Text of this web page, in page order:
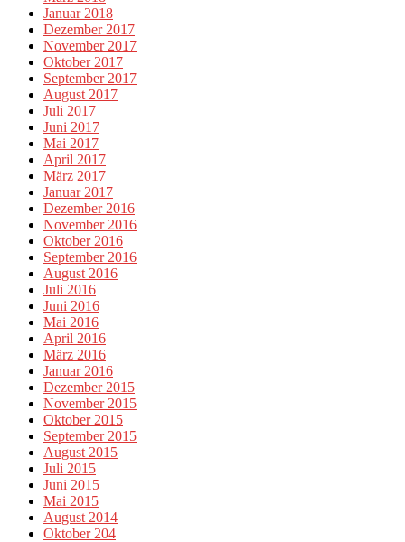
Januar 2018
Dezember 2017
November 2017
Oktober 2017
September 2017
August 2017
Juli 2017
Juni 2017
Mai 2017
April 2017
März 2017
Januar 2017
Dezember 2016
November 2016
Oktober 2016
September 2016
August 2016
Juli 2016
Juni 2016
Mai 2016
April 2016
März 2016
Januar 2016
Dezember 2015
November 2015
Oktober 2015
September 2015
August 2015
Juli 2015
Juni 2015
Mai 2015
August 2014
Oktober 204